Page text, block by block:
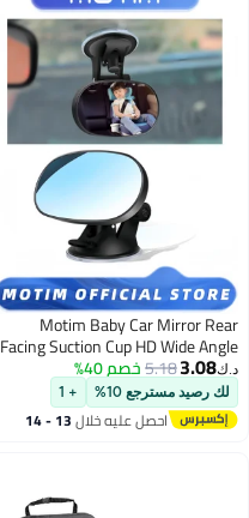
Motim Baby Car Mirror Rear
Facing Suction Cup HD Wide Angle
Convex Mirror Car Rearview
Mirrors with 360° Adjustable
Essential Interior Accessories
Baby Mirrors
د.ك‏3.08
5.18خصم 40%
لك رصيد مسترجع 10% + 1
احصل عليه خلال 13 - 14